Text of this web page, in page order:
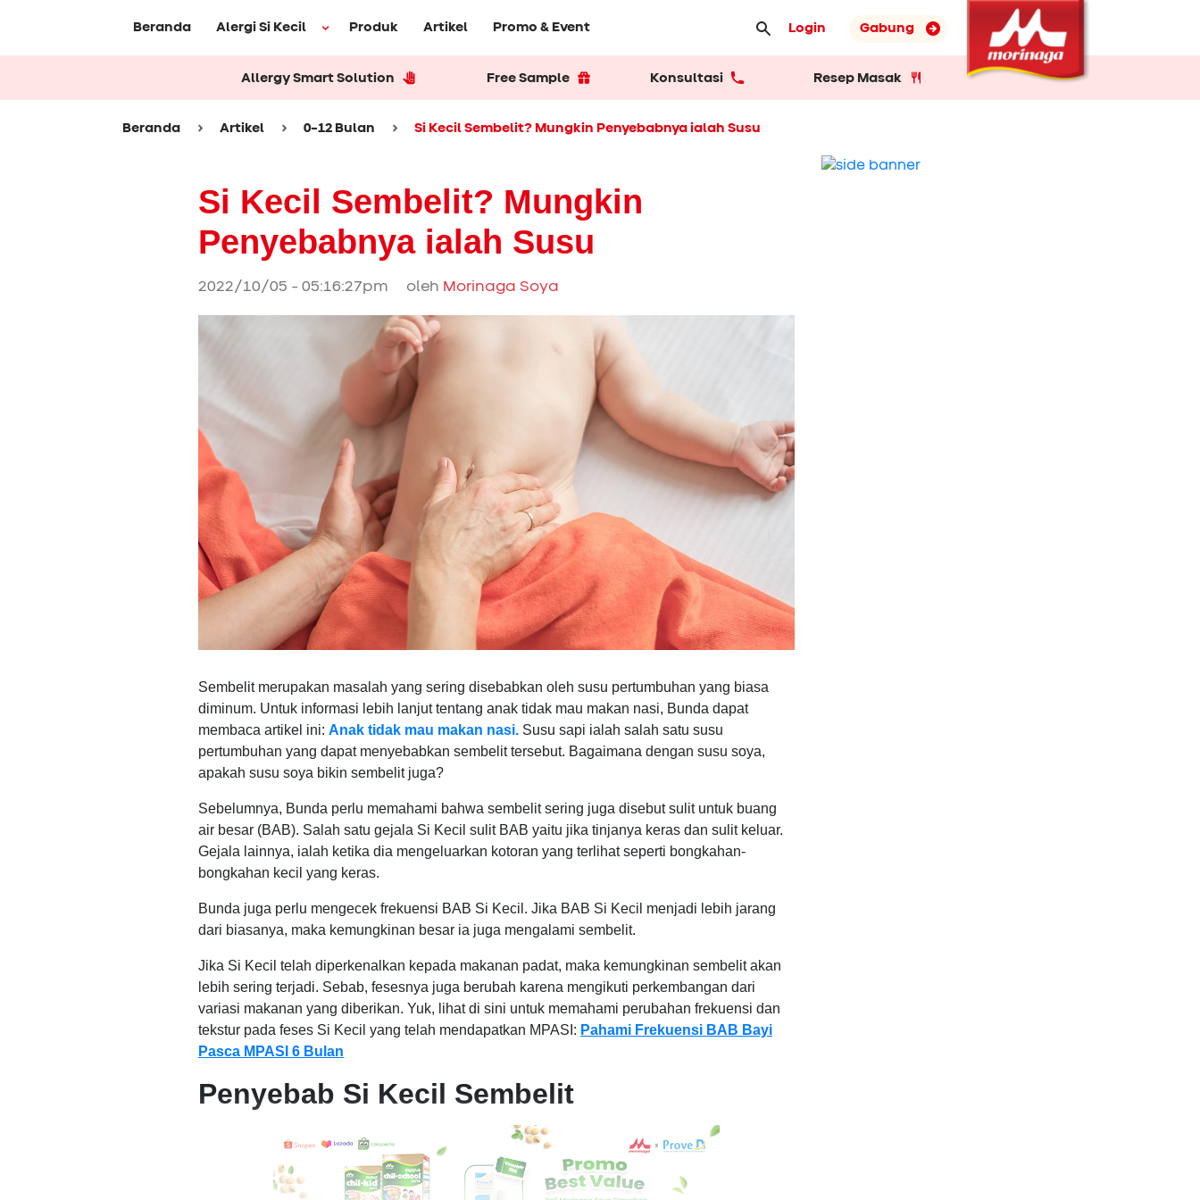
Beranda Alergi Si Kecil Produk Artikel Promo & Event Login Gabung
Allergy Smart Solution Free Sample Konsultasi Resep Masak
Beranda Artikel 0-12 Bulan Si Kecil Sembelit? Mungkin Penyebabnya ialah Susu
Si Kecil Sembelit? Mungkin
Penyebabnya ialah Susu
2022/10/05 - 05:16:27pm oleh Morinaga Soya
Sembelit merupakan masalah yang sering disebabkan oleh susu pertumbuhan yang biasa
diminum. Untuk informasi lebih lanjut tentang anak tidak mau makan nasi, Bunda dapat
membaca artikel ini: Anak tidak mau makan nasi. Susu sapi ialah salah satu susu
pertumbuhan yang dapat menyebabkan sembelit tersebut. Bagaimana dengan susu soya,
apakah susu soya bikin sembelit juga?
Sebelumnya, Bunda perlu memahami bahwa sembelit sering juga disebut sulit untuk buang
air besar (BAB). Salah satu gejala Si Kecil sulit BAB yaitu jika tinjanya keras dan sulit keluar.
Gejala lainnya, ialah ketika dia mengeluarkan kotoran yang terlihat seperti bongkahan-
bongkahan kecil yang keras.
Bunda juga perlu mengecek frekuensi BAB Si Kecil. Jika BAB Si Kecil menjadi lebih jarang
dari biasanya, maka kemungkinan besar ia juga mengalami sembelit.
Jika Si Kecil telah diperkenalkan kepada makanan padat, maka kemungkinan sembelit akan
lebih sering terjadi. Sebab, fesesnya juga berubah karena mengikuti perkembangan dari
variasi makanan yang diberikan. Yuk, lihat di sini untuk memahami perubahan frekuensi dan
tekstur pada feses Si Kecil yang telah mendapatkan MPASI: Pahami Frekuensi BAB Bayi
Pasca MPASI 6 Bulan
Penyebab Si Kecil Sembelit